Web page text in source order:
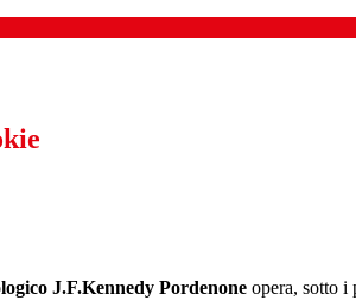
J.F.Kennedy Pordenone opera, sotto i